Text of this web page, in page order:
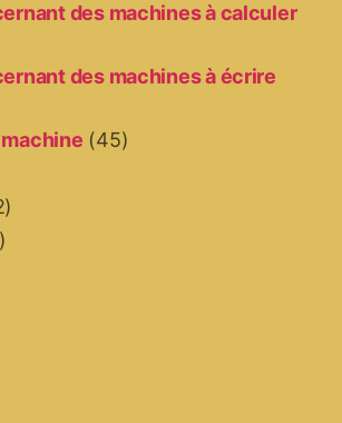
des machines à calculer
des machines à écrire
(45)